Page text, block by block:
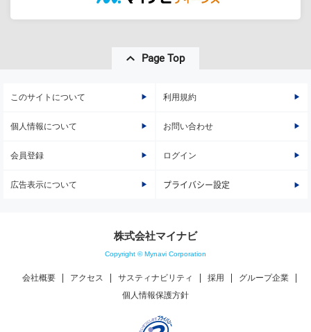
Page Top
このサイトについて 利用規約
個人情報について お問い合わせ
会員登録 ログイン
広告表示について プライバシー設定
株式会社マイナビ
Copyright © Mynavi Corporation
会社概要 アクセス サスティナビリティ 採用
グループ企業
個人情報保護方針